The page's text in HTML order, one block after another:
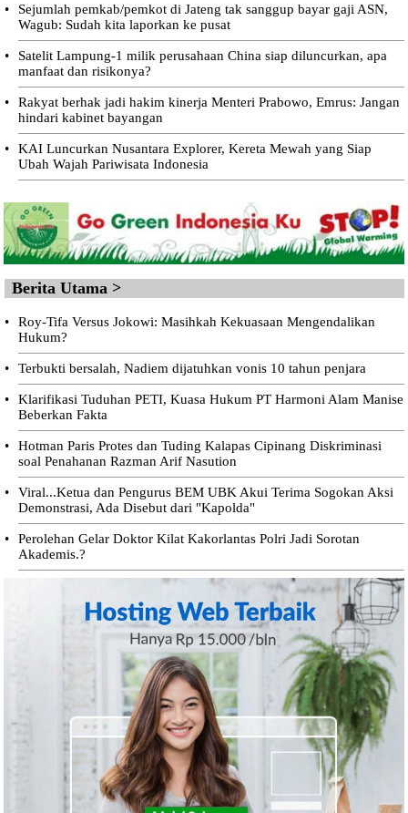
•
Sejumlah pemkab/pemkot di Jateng tak sanggup bayar gaji ASN,
Wagub: Sudah kita laporkan ke pusat
•
Satelit Lampung-1 milik perusahaan China siap diluncurkan, apa
manfaat dan risikonya?
•
Rakyat berhak jadi hakim kinerja Menteri Prabowo, Emrus: Jangan
hindari kabinet bayangan
•
KAI Luncurkan Nusantara Explorer, Kereta Mewah yang Siap
Ubah Wajah Pariwisata Indonesia
Berita Utama >
•
Roy-Tifa Versus Jokowi: Masihkah Kekuasaan Mengendalikan
Hukum?
• Terbukti bersalah, Nadiem dijatuhkan vonis 10 tahun penjara
•
Klarifikasi Tuduhan PETI, Kuasa Hukum PT Harmoni Alam Manise
Beberkan Fakta
•
Hotman Paris Protes dan Tuding Kalapas Cipinang Diskriminasi
soal Penahanan Razman Arif Nasution
•
Viral...Ketua dan Pengurus BEM UBK Akui Terima Sogokan Aksi
Demonstrasi, Ada Disebut dari "Kapolda"
•
Perolehan Gelar Doktor Kilat Kakorlantas Polri Jadi Sorotan
Akademis.?